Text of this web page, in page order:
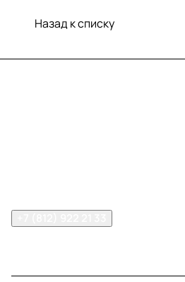
Назад к списку